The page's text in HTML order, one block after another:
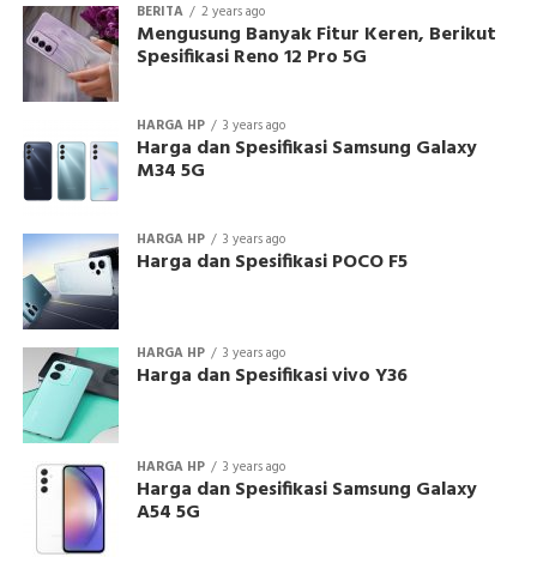
BERITA 2 years ago
Mengusung Banyak Fitur Keren, Berikut
Spesifikasi Reno 12 Pro 5G
HARGA HP 3 years ago
Harga dan Spesifikasi Samsung Galaxy
M34 5G
HARGA HP 3 years ago
Harga dan Spesifikasi POCO F5
HARGA HP 3 years ago
Harga dan Spesifikasi vivo Y36
HARGA HP 3 years ago
Harga dan Spesifikasi Samsung Galaxy
A54 5G